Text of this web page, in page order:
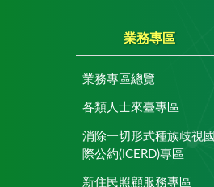
業務專區
業務專區總覽
各類人士來臺專區
消除一切形式種族歧視國
際公約(ICERD)專區
新住民照顧服務專區